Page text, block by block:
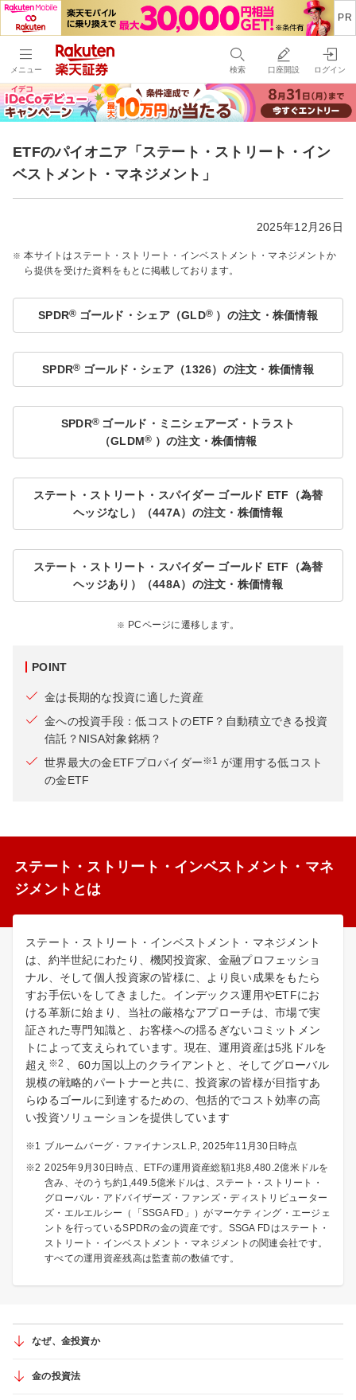
メニュー 検索 口座開設 ログイン
ETFのパイオニア「ステート・ストリート・イン
ベストメント・マネジメント」
2025年12月26日
本サイトはステート・ストリート・インベストメント・マネジメントか
ら提供を受けた資料をもとに掲載しております。
SPDR® ゴールド・シェア（GLD® ）の注文・株価情報
SPDR® ゴールド・シェア（1326）の注文・株価情報
SPDR® ゴールド・ミニシェアーズ・トラスト
（GLDM® ）の注文・株価情報
ステート・ストリート・スパイダー ゴールド ETF（為替
ヘッジなし）（447A）の注文・株価情報
ステート・ストリート・スパイダー ゴールド ETF（為替
ヘッジあり）（448A）の注文・株価情報
PCページに遷移します。
POINT
金は長期的な投資に適した資産
金への投資手段：低コストのETF？自動積立できる投資
信託？NISA対象銘柄？
世界最大の金ETFプロバイダー※1 が運用する低コスト
の金ETF
ステート・ストリート・インベストメント・マネ
ジメントとは
ステート・ストリート・インベストメント・マネジメント
は、約半世紀にわたり、機関投資家、金融プロフェッショ
ナル、そして個人投資家の皆様に、より良い成果をもたら
すお手伝いをしてきました。インデックス運用やETFにお
ける革新に始まり、当社の厳格なアプローチは、市場で実
証された専門知識と、お客様への揺るぎないコミットメン
トによって支えられています。現在、運用資産は5兆ドルを
超え ※2
、60カ国以上のクライアントと、そしてグローバル
規模の戦略的パートナーと共に、投資家の皆様が目指すあ
らゆるゴールに到達するための、包括的でコスト効率の高
い投資ソリューションを提供しています
ブルームバーグ・ファイナンスL.P., 2025年11月30日時点
2025年9月30日時点、ETFの運用資産総額1兆8,480.2億米ドルを
含み、そのうち約1,449.5億米ドルは、ステート・ストリート・
グローバル・アドバイザーズ・ファンズ・ディストリビューター
ズ・エルエルシー（「SSGA FD」）がマーケティング・エージェ
ントを行っているSPDRの金の資産です。SSGA FDはステート・
ストリート・インベストメント・マネジメントの関連会社です。
すべての運用資産残高は監査前の数値です。
なぜ、金投資か
金の投資法